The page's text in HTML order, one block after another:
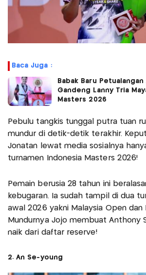
Baca Juga :
Babak Baru Petualangan
Gandeng Lanny Tria
Masters 2026
Pebulu tangkis tunggal putra tuan
mundur di detik-detik terakhir.
Jonatan lewat media sosialnya
turnamen Indonesia Masters 2026!
Pemain berusia 28 tahun ini
kebugaran. Ia sudah tampil di dua
awal 2026 yakni Malaysia Open dan
Mundurnya Jojo membuat Anthony
naik dari daftar reserve!
2. An Se-young